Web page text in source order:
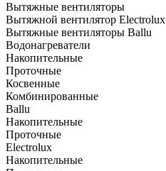
Вытяжные вентиляторы
Вытяжной вентилятор Electrolux
Вытяжные вентиляторы Ballu
Водонагреватели
Накопительные
Проточные
Косвенные
Комбинированные
Ballu
Накопительные
Проточные
Electrolux
Накопительные